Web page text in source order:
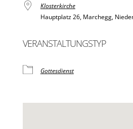
Klosterkirche
Hauptplatz 26, Marchegg,
VERANSTALTUNGSTYP
Gottesdienst